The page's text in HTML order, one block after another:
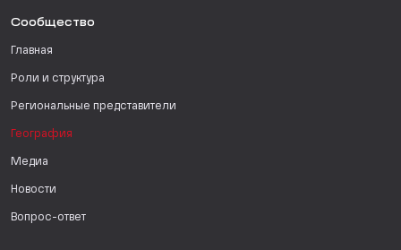
Сообщество
Главная
Роли и структура
Региональные представители
География
Медиа
Новости
Вопрос-ответ